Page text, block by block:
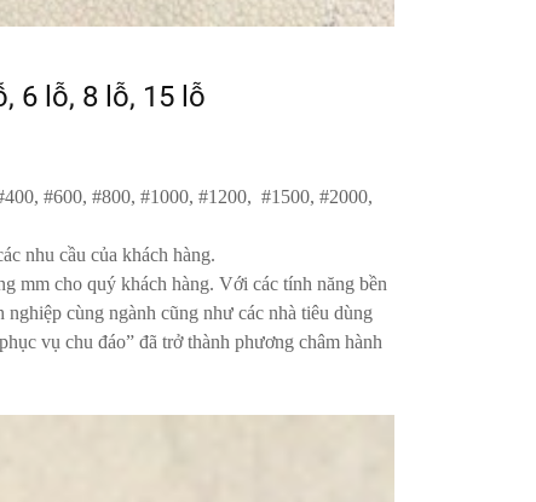
6 lỗ, 8 lỗ, 15 lỗ
#600, #800, #1000, #1200, #1500, #2000,
nhu cầu của khách hàng.
mm cho quý khách hàng. Với các tính năng bền
nghiệp cùng ngành cũng như các nhà tiêu dùng
vụ chu đáo” đã trở thành phương châm hành